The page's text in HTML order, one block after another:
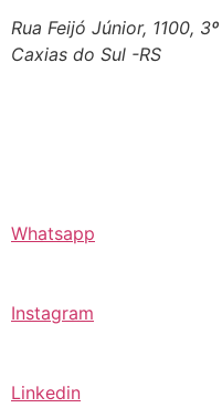
Rua Feijó Júnior, 1100,
Caxias do Sul -RS
Whatsapp
Instagram
Linkedin